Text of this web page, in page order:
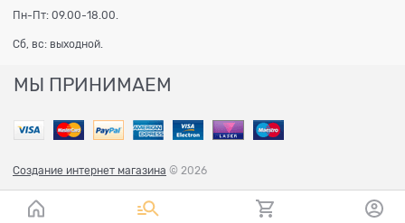
Пн-Пт: 09.00-18.00.
Сб, вс: выходной.
МЫ ПРИНИМАЕМ
Создание интернет магазина © 2026